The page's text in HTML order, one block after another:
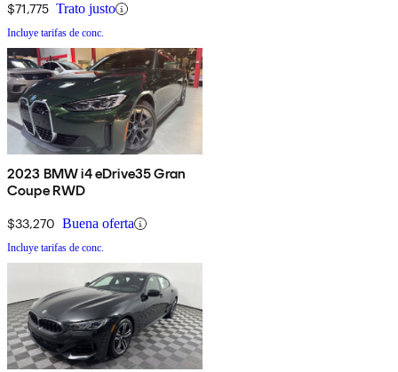
$71,775 Trato justo
Incluye tarifas de conc.
2023 BMW i4 eDrive35 Gran
Coupe RWD
$33,270 Buena oferta
Incluye tarifas de conc.